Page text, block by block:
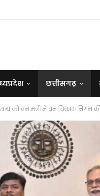
छत्तीसगढ़
साय को वन मंत्री ने वन विकास निगम